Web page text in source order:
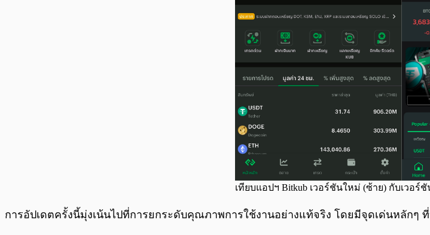
เทียบแอปฯ Bitkub เวอร์ชันใหม่ (ซ้าย) กับเวอร์ชั
การอัปเดตครั้งนี้มุ่งเน้นไปที่การยกระดับคุณภาพการใช้งานอย่างแท้จริง โดยมีจุดเด่นหลักๆ